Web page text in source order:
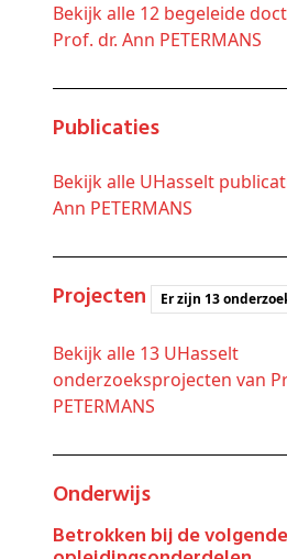
Bekijk alle 12 begeleide doctoraten van
Prof. dr. Ann PETERMANS
Publicaties
Bekijk alle UHasselt publicaties van Prof. dr.
Ann PETERMANS
Projecten Er zijn 13
Bekijk alle 13 UHasselt
onderzoeksprojecten van
PETERMANS
Onderwijs
Betrokken bij de volgende